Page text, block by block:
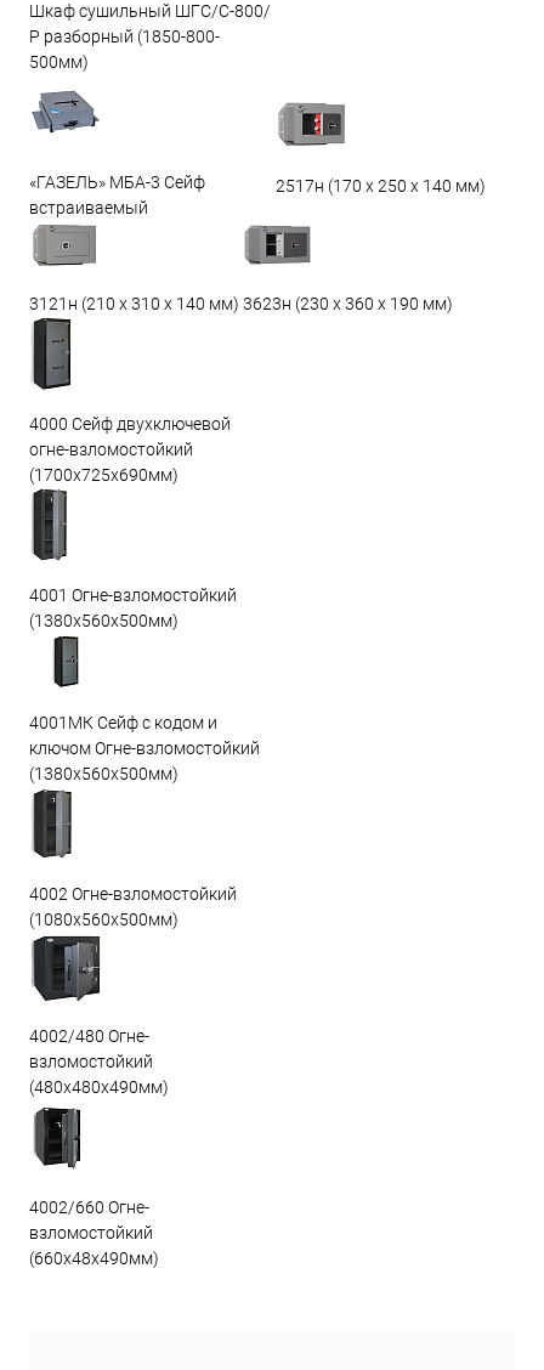
Шкаф сушильный ШГС/С-800/
Р разборный (1850-800-
500мм)
«ГАЗЕЛЬ» МБА-3 Сейф
встраиваемый
2517н (170 х 250 х 140 мм)
3121н (210 х 310 х 140 мм) 3623н (230 х 360 х 190 мм)
4000 Сейф двухключевой
огне-взломостойкий
(1700х725х690мм)
4001 Огне-взломостойкий
(1380х560х500мм)
4001МК Сейф с кодом и
ключом Огне-взломостойкий
(1380х560х500мм)
4002 Огне-взломостойкий
(1080х560х500мм)
4002/480 Огне-
взломостойкий
(480х480х490мм)
4002/660 Огне-
взломостойкий
(660х48х490мм)